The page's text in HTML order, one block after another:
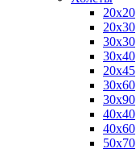
20х20
20х30
30х30
30х40
20х45
30х60
30х90
40х40
40х60
50х70